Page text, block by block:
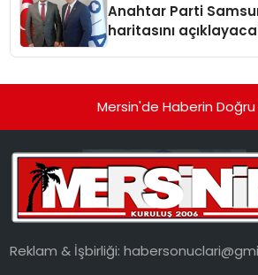
Anahtar Parti
haritasını
Mersin'de Haberin
Reklam & İşbirliği: